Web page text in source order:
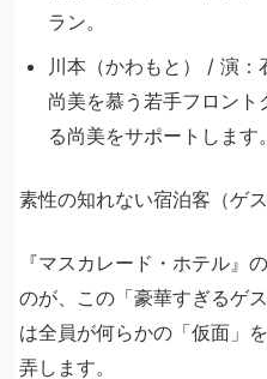
ラン。
川本（かわもと） / 演：
尚美を慕う若手フロント
る尚美をサポートします。
素性の知れない宿泊客（ゲス
『マスカレード・ホテル』
のが、この「豪華すぎるゲ
は全員が何らかの「仮面」
弄します。